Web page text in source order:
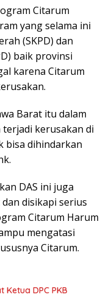
Citarum
yang selama ini
(SKPD) dan
baik provinsi
karena Citarum
Barat itu dalam
kerusakan di
bisa dihindarkan
DAS ini juga
disikapi serius
Citarum Harum
mengatasi
Citarum.
DPC PKB